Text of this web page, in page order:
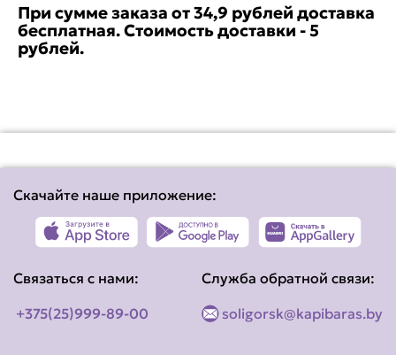
При сумме заказа от 34,9 рублей доставка
бесплатная. Стоимость доставки - 5
рублей.
Скачайте наше приложение:
Связаться с нами:
+375(25)999-89-00
Служба обратной связи:
soligorsk@kapibaras.by